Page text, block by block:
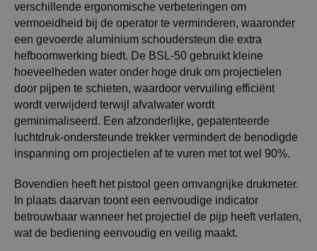
verschillende ergonomische verbeteringen om
vermoeidheid bij de operator te verminderen, waaronder
een gevoerde aluminium schoudersteun die extra
hefboomwerking biedt. De BSL-50 gebruikt kleine
hoeveelheden water onder hoge druk om projectielen
door pijpen te schieten, waardoor vervuiling efficiënt
wordt verwijderd terwijl afvalwater wordt
geminimaliseerd. Een afzonderlijke, gepatenteerde
luchtdruk-ondersteunde trekker vermindert de benodigde
inspanning om projectielen af te vuren met tot wel 90%.
Bovendien heeft het pistool geen omvangrijke drukmeter.
In plaats daarvan toont een eenvoudige indicator
betrouwbaar wanneer het projectiel de pijp heeft verlaten,
wat de bediening eenvoudig en veilig maakt.